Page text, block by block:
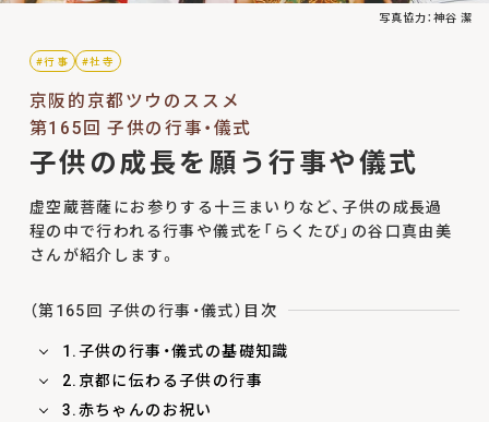
写真協力：神谷 潔
#行事 #社寺
京阪的京都ツウのススメ
第165回 子供の行事・儀式
子供の成長を願う行事や儀式
虚空蔵菩薩にお参りする十三まいりなど、子供の成長過
程の中で行われる行事や儀式を「らくたび」の谷口真由美
さんが紹介します。
（第165回 子供の行事・儀式）目次
1.子供の行事・儀式の基礎知識
2.京都に伝わる子供の行事
3.赤ちゃんのお祝い